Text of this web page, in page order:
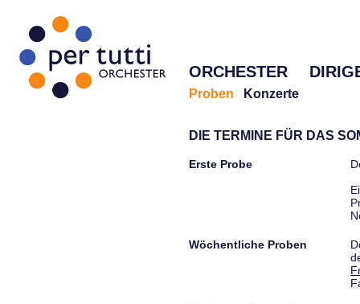
ORCHESTER
Proben Konzerte
DIE TERMINE FÜR DAS
Erste Probe
Wöchentliche Proben